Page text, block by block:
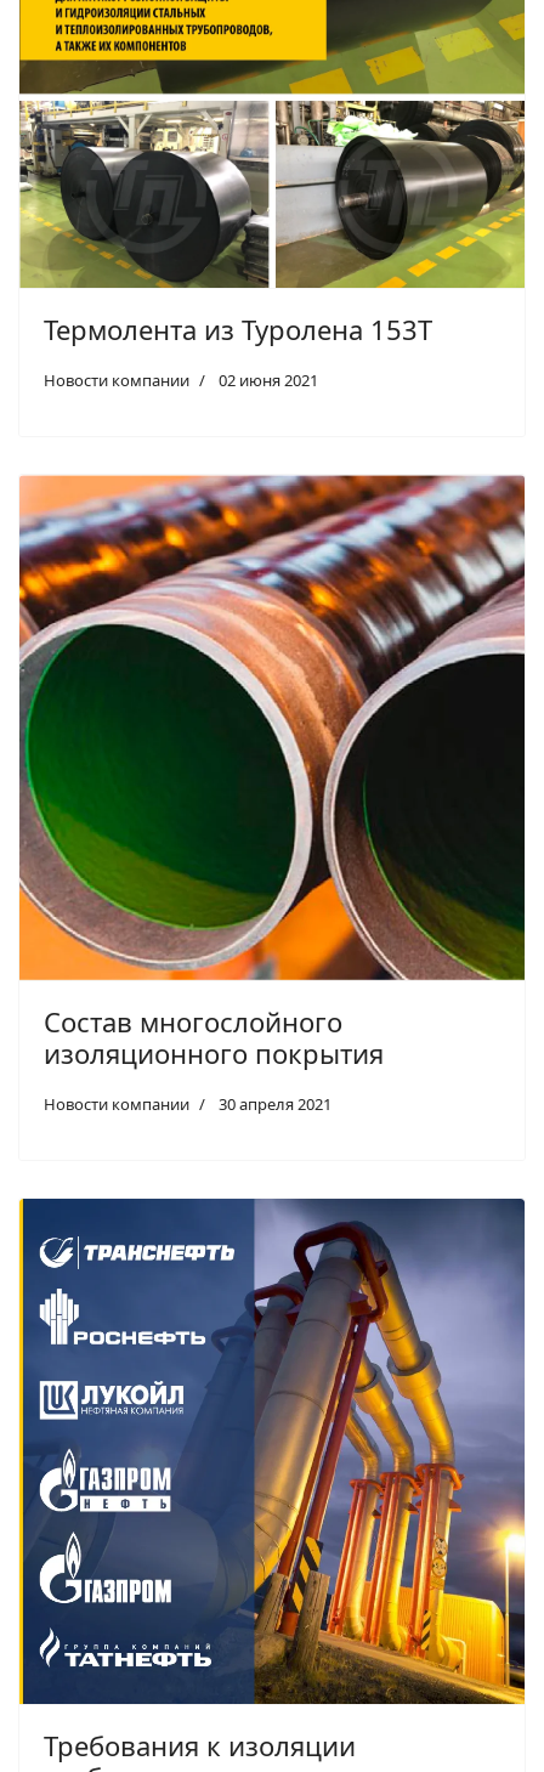
Термолента из Туролена 153Т
Новости компании 02 июня 2021
Состав многослойного
изоляционного покрытия
Новости компании 30 апреля 2021
Требования к изоляции